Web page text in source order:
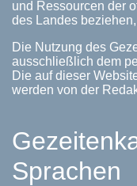
und Ressourcen der
des Landes
Die Nutzung des
ausschließlich dem
Die auf dieser
werden von der
Sprachen